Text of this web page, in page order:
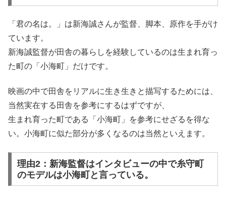
「君の名は。」は新海誠さんが監督、脚本、原作を手がけ
ています。
新海誠監督が田舎の暮らしを経験しているのは生まれ育っ
た町の「小海町」だけです。
映画の中で田舎をリアルに生き生きと描写するためには、
当然実在する田舎を参考にするはずですが、
生まれ育った町である「小海町」を参考にせざるを得な
い。小海町に似た部分が多くなるのは当然といえます。
理由2：新海監督はインタビューの中で糸守町
のモデルは小海町と言っている。